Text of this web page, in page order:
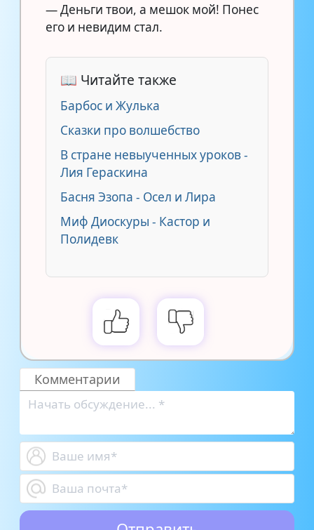
— Деньги твои, а мешок мой! Понес
его и невидим стал.
📖 Читайте также
Барбос и Жулька
Сказки про волшебство
В стране невыученных уроков -
Лия Гераскина
Басня Эзопа - Осел и Лира
Миф Диоскуры - Кастор и
Полидевк
Комментарии